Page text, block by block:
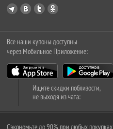
Все наши купоны доступны
через Мобильное Приложение:
Ищите скидки поблизости,
не выходя из чата:
Сэкономьте до 90% при любых покупках